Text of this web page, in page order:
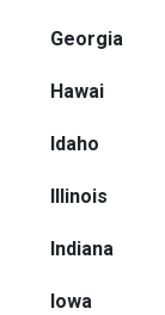
Georgia
Hawai
Idaho
Illinois
Indiana
Iowa